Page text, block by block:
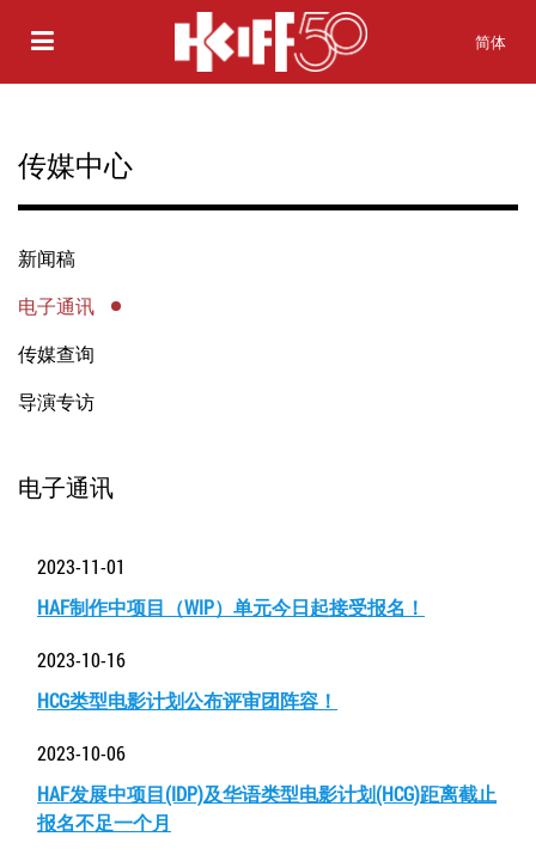
简体
传媒中心
新闻稿
电子通讯
传媒查询
导演专访
电子通讯
2023-11-01
HAF制作中项目（WIP）单元今日起接受报名！
2023-10-16
HCG类型电影计划公布评审团阵容！
2023-10-06
HAF发展中项目(IDP)及华语类型电影计划(HCG)距离截止
报名不足一个月